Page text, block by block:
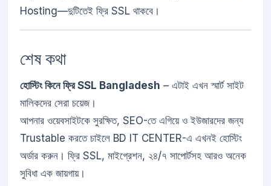
Hosting—দুটিতেই ফ্রি SSL থাকবে।
শেষ কথা
হোস্টিং কিনে ফ্রি SSL Bangladesh – এটাই এখন স্মার্ট সাইট
মালিকদের সেরা চয়েজ।
আপনার ওয়েবসাইটকে সুরক্ষিত, SEO-তে এগিয়ে ও ইউজারদের জন্য
Trustable করতে চাইলে BD IT CENTER-এ এখনই হোস্টিং
অর্ডার করুন। ফ্রি SSL, মাইগ্রেশন, ২৪/৭ সাপোর্টসহ আরও অনেক
সুবিধা এক জায়গায়।